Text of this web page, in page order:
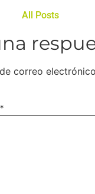
All Posts
correo
*